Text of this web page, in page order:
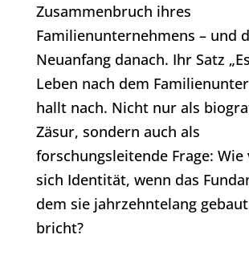
Zusammenbruch ihres
Familienunternehmens – und
Neuanfang danach. Ihr Satz
Leben nach dem
hallt nach. Nicht nur als
Zäsur, sondern auch als
forschungsleitende Frage:
sich Identität, wenn das
dem sie jahrzehntelang
bricht?